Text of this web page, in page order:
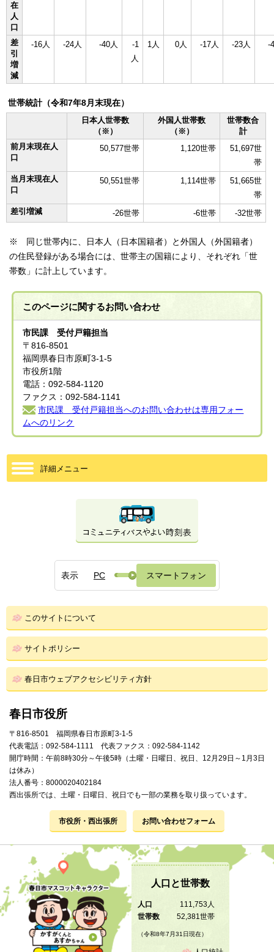
在
人
口
差
引
増
減
-16人 -24人 -40人
-1
人
1人 0人 -17人 -23人 -
世帯統計（令和7年8月末現在）
日本人世帯数
（※）
外国人世帯数
（※）
世帯数合
計
前月末現在人
口
50,577世帯 1,120世帯
51,697世
帯
当月末現在人
口
50,551世帯 1,114世帯
51,665世
帯
差引増減
-26世帯 -6世帯 -32世帯
※ 同じ世帯内に、日本人（日本国籍者）と外国人（外国籍者）
の住民登録がある場合には、世帯主の国籍により、それぞれ「世
帯数」に計上しています。
このページに関するお問い合わせ
市民課 受付戸籍担当
〒816-8501
福岡県春日市原町3-1-5
市役所1階
電話：092-584-1120
ファクス：092-584-1141
市民課 受付戸籍担当へのお問い合わせは専用フォー
ムへのリンク
詳細メニュー
表示 PC スマートフォン
このサイトについて
サイトポリシー
春日市ウェブアクセシビリティ方針
春日市役所
〒816-8501 福岡県春日市原町3-1-5
代表電話：092-584-1111 代表ファクス：092-584-1142
開庁時間：午前8時30分～午後5時（土曜・日曜日、祝日、12月29日～1月3日
は休み）
法人番号：8000020402184
西出張所では、土曜・日曜日、祝日でも一部の業務を取り扱っています。
市役所・西出張所 お問い合わせフォーム
人口と世帯数
人口
111,753人
世帯数
52,381世帯
（令和8年7月31日現在）